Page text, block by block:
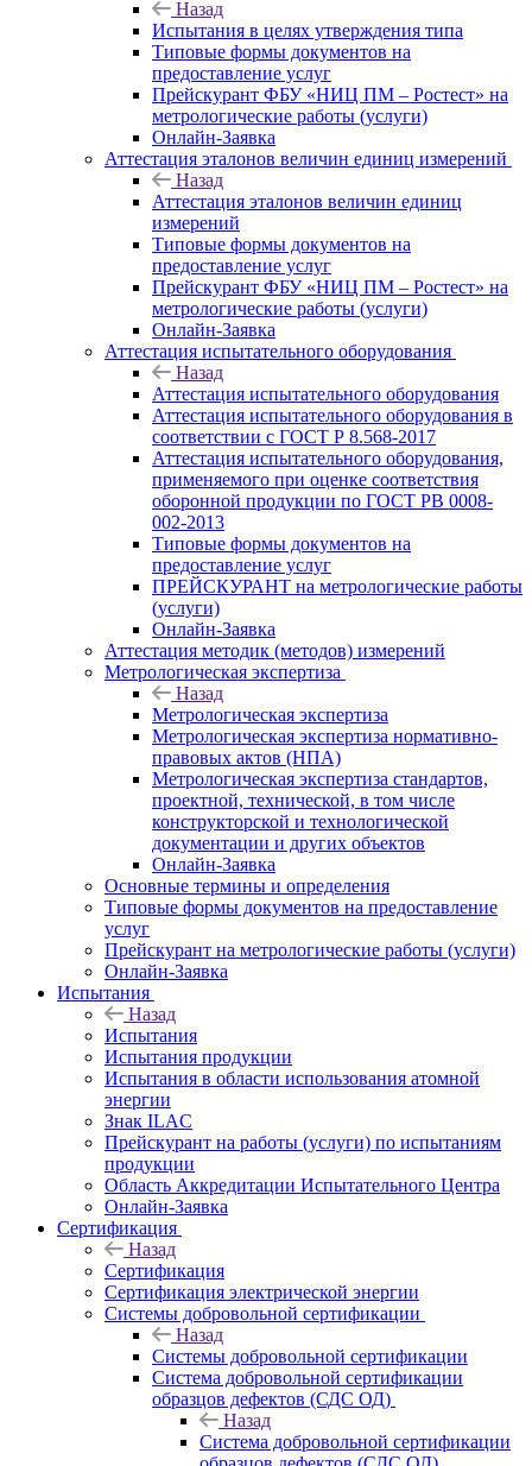
Назад
Испытания в целях утверждения типа
Типовые формы документов на
предоставление услуг
Прейскурант ФБУ «НИЦ ПМ – Ростест» на
метрологические работы (услуги)
Онлайн-Заявка
Аттестация эталонов величин единиц измерений
Назад
Аттестация эталонов величин единиц
измерений
Типовые формы документов на
предоставление услуг
Прейскурант ФБУ «НИЦ ПМ – Ростест» на
метрологические работы (услуги)
Онлайн-Заявка
Аттестация испытательного оборудования
Назад
Аттестация испытательного оборудования
Аттестация испытательного оборудования в
соответствии с ГОСТ Р 8.568-2017
Аттестация испытательного оборудования,
применяемого при оценке соответствия
оборонной продукции по ГОСТ РВ 0008-
002-2013
Типовые формы документов на
предоставление услуг
ПРЕЙСКУРАНТ на метрологические работы
(услуги)
Онлайн-Заявка
Аттестация методик (методов) измерений
Метрологическая экспертиза
Назад
Метрологическая экспертиза
Метрологическая экспертиза нормативно-
правовых актов (НПА)
Метрологическая экспертиза стандартов,
проектной, технической, в том числе
конструкторской и технологической
документации и других объектов
Онлайн-Заявка
Основные термины и определения
Типовые формы документов на предоставление
услуг
Прейскурант на метрологические работы (услуги)
Онлайн-Заявка
Испытания
Назад
Испытания
Испытания продукции
Испытания в области использования атомной
энергии
Знак ILAC
Прейскурант на работы (услуги) по испытаниям
продукции
Область Аккредитации Испытательного Центра
Онлайн-Заявка
Сертификация
Назад
Сертификация
Сертификация электрической энергии
Системы добровольной сертификации
Назад
Системы добровольной сертификации
Система добровольной сертификации
образцов дефектов (СДС ОД)
Назад
Система добровольной сертификации